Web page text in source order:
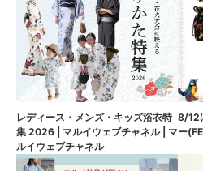
レディース・メンズ・キッズ浴衣特
集 2026 | マルイウェブチャネル | マ
ルイウェブチャネル
8/12
ー